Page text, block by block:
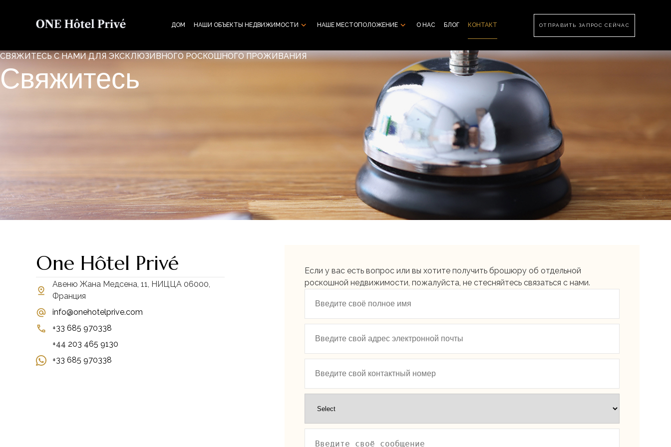
ДОМ НАШИ ОБЪЕКТЫ НЕДВИЖИМОСТИ НАШЕ МЕСТОПОЛОЖЕНИЕ О НАС БЛОГ КОНТАКТ ОТПРАВИТЬ ЗАПРОС СЕЙЧАС
СВЯЖИТЕСЬ С НАМИ ДЛЯ ЭКСКЛЮЗИВНОГО РОСКОШНОГО ПРОЖИВАНИЯ
Свяжитесь
One Hôtel Privé
Авеню Жана Медсена, 11, НИЦЦА 06000,
Франция
info@onehotelprive.com
+33 685 970338
+44 203 465 9130
+33 685 970338
Если у вас есть вопрос или вы хотите получить брошюру об отдельной
роскошной недвижимости, пожалуйста, не стесняйтесь связаться с нами.